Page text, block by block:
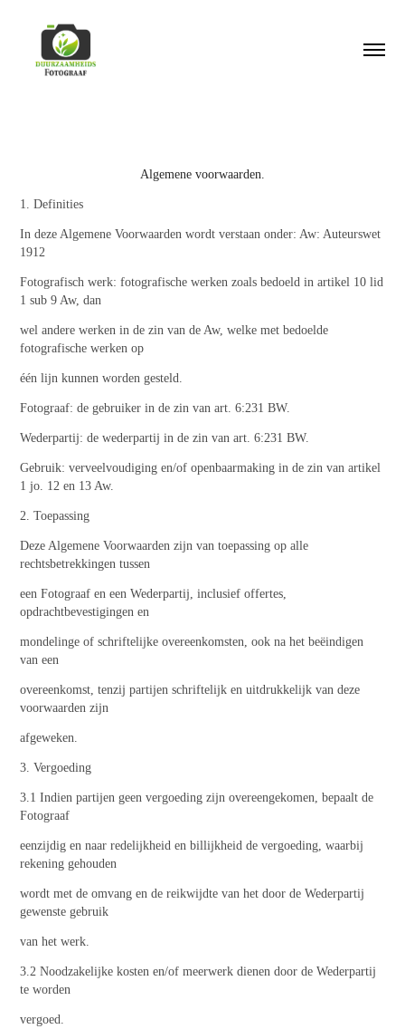
Algemene voorwaarden
1. Definities
In deze Algemene Voorwaarden wordt verstaan onder: Aw: Auteurswet
1912
Fotografisch werk: fotografische werken zoals bedoeld in artikel 10 lid
1 sub 9 Aw, dan
wel andere werken in de zin van de Aw, welke met bedoelde
fotografische werken op
één lijn kunnen worden gesteld.
Fotograaf: de gebruiker in de zin van art. 6:231 BW.
Wederpartij: de wederpartij in de zin van art. 6:231 BW.
Gebruik: verveelvoudiging en/of openbaarmaking in de zin van artikel
1 jo. 12 en 13 Aw.
2. Toepassing
Deze Algemene Voorwaarden zijn van toepassing op alle
rechtsbetrekkingen tussen
een Fotograaf en een Wederpartij, inclusief offertes,
opdrachtbevestigingen en
mondelinge of schriftelijke overeenkomsten, ook na het beëindigen
van een
overeenkomst, tenzij partijen schriftelijk en uitdrukkelijk van deze
voorwaarden zijn
afgeweken.
3. Vergoeding
3.1 Indien partijen geen vergoeding zijn overeengekomen, bepaalt de
Fotograaf
eenzijdig en naar redelijkheid en billijkheid de vergoeding, waarbij
rekening gehouden
wordt met de omvang en de reikwijdte van het door de Wederpartij
gewenste gebruik
van het werk.
3.2 Noodzakelijke kosten en/of meerwerk dienen door de Wederpartij
te worden
vergoed.